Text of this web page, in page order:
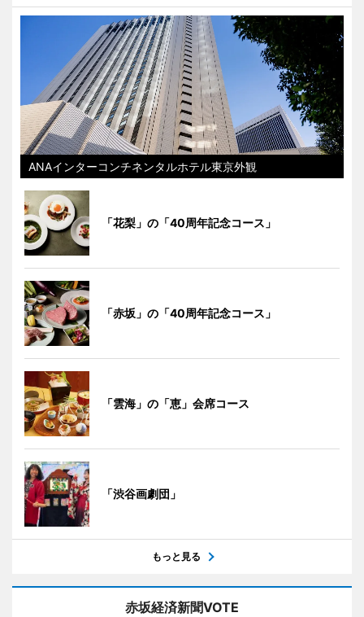
ANAインターコンチネンタルホテル東京外観
「花梨」の「40周年記念コース」
「赤坂」の「40周年記念コース」
「雲海」の「恵」会席コース
「渋谷画劇団」
もっと見る
赤坂経済新聞VOTE